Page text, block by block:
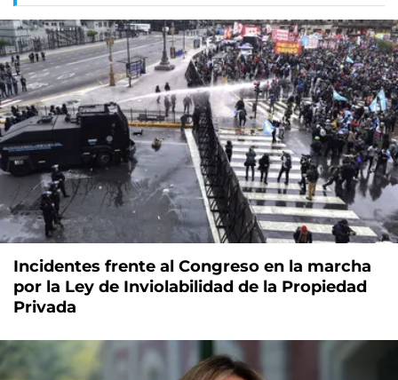
Incidentes frente al Congreso en la marcha
por la Ley de Inviolabilidad de la Propiedad
Privada